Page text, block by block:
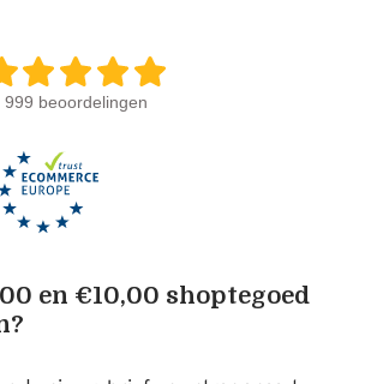
999 beoordelingen
en €10,00 shoptegoed